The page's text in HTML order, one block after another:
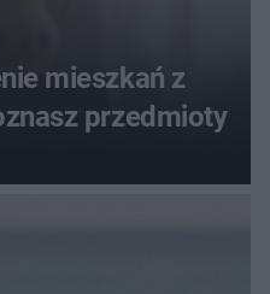
mieszkań z
przedmioty